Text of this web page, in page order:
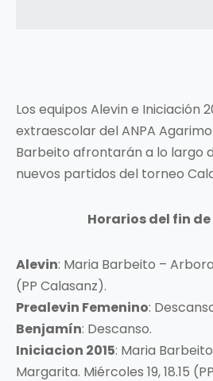
Los equipos Alevin e Iniciación
extraescolar del ANPA Agarimo
Barbeito afrontarán a lo largo
nuevos partidos del torneo
Horarios del fin
Alevin: Maria Barbeito –
(PP Calasanz).
Prealevin Femenino:
Benjamín: Descanso.
Iniciacion 2015: Maria
Margarita. Miércoles 19, 18.15